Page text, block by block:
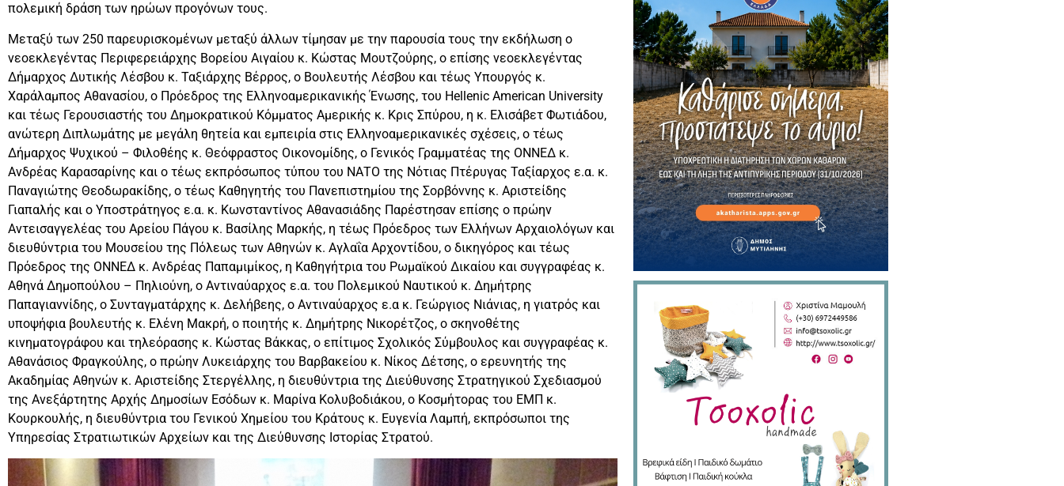
πολεμική δράση των ηρώων προγόνων τους.
Μεταξύ των 250 παρευρισκομένων μεταξύ άλλων τίμησαν με την παρουσία τους την εκδήλωση ο
νεοεκλεγέντας Περιφερειάρχης Βορείου Αιγαίου κ. Κώστας Μουτζούρης, ο επίσης νεοεκλεγέντας
Δήμαρχος Δυτικής Λέσβου κ. Ταξιάρχης Βέρρος, ο Βουλευτής Λέσβου και τέως Υπουργός κ.
Χαράλαμπος Αθανασίου, ο Πρόεδρος της Ελληνοαμερικανικής Ένωσης, του Hellenic American University
και τέως Γερουσιαστής του Δημοκρατικού Κόμματος Αμερικής κ. Κρις Σπύρου, η κ. Ελισάβετ Φωτιάδου,
ανώτερη Διπλωμάτης με μεγάλη θητεία και εμπειρία στις Ελληνοαμερικανικές σχέσεις, o τέως
Δήμαρχος Ψυχικού – Φιλοθέης κ. Θεόφραστος Οικονομίδης, ο Γενικός Γραμματέας της ΟΝΝΕΔ κ.
Ανδρέας Καρασαρίνης και ο τέως εκπρόσωπος τύπου του ΝΑΤΟ της Νότιας Πτέρυγας Ταξίαρχος ε.α. κ.
Παναγιώτης Θεοδωρακίδης, ο τέως Καθηγητής του Πανεπιστημίου της Σορβόννης κ. Αριστείδης
Γιαπαλής και ο Υποστράτηγος ε.α. κ. Κωνσταντίνος Αθανασιάδης Παρέστησαν επίσης ο πρώην
Αντεισαγγελέας του Αρείου Πάγου κ. Βασίλης Μαρκής, η τέως Πρόεδρος των Ελλήνων Αρχαιολόγων και
διευθύντρια του Μουσείου της Πόλεως των Αθηνών κ. Αγλαΐα Αρχοντίδου, ο δικηγόρος και τέως
Πρόεδρος της ΟΝΝΕΔ κ. Ανδρέας Παπαμιμίκος, η Καθηγήτρια του Ρωμαϊκού Δικαίου και συγγραφέας κ.
Αθηνά Δημοπούλου – Πηλιούνη, ο Αντιναύαρχος ε.α. του Πολεμικού Ναυτικού κ. Δημήτρης
Παπαγιαννίδης, ο Συνταγματάρχης κ. Δελήβεης, ο Αντιναύαρχος ε.α κ. Γεώργιος Νιάνιας, η γιατρός και
υποψήφια βουλευτής κ. Ελένη Μακρή, ο ποιητής κ. Δημήτρης Νικορέτζος, ο σκηνοθέτης
κινηματογράφου και τηλεόρασης κ. Κώστας Βάκκας, ο επίτιμος Σχολικός Σύμβουλος και συγγραφέας κ.
Αθανάσιος Φραγκούλης, ο πρώην Λυκειάρχης του Βαρβακείου κ. Νίκος Δέτσης, ο ερευνητής της
Ακαδημίας Αθηνών κ. Αριστείδης Στεργέλλης, η διευθύντρια της Διεύθυνσης Στρατηγικού Σχεδιασμού
της Ανεξάρτητης Αρχής Δημοσίων Εσόδων κ. Μαρίνα Κολυβοδιάκου, ο Κοσμήτορας του ΕΜΠ κ.
Κουρκουλής, η διευθύντρια του Γενικού Χημείου του Κράτους κ. Ευγενία Λαμπή, εκπρόσωποι της
Υπηρεσίας Στρατιωτικών Αρχείων και της Διεύθυνσης Ιστορίας Στρατού.